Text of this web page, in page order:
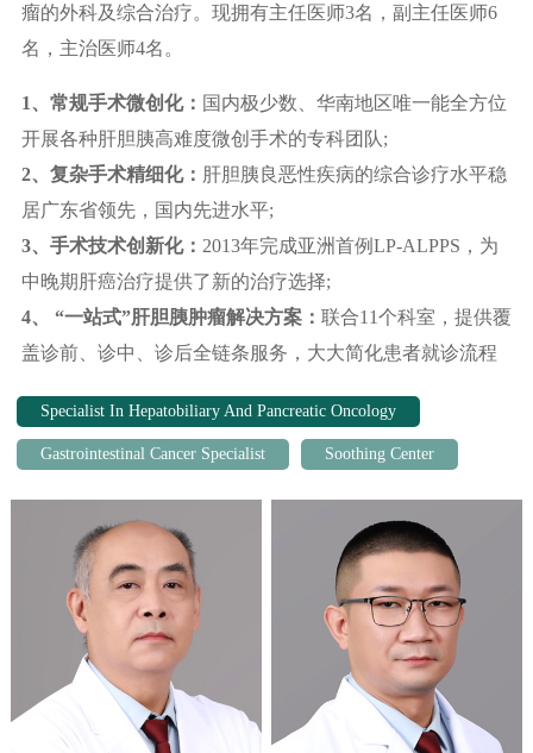
瘤的外科及综合治疗。现拥有主任医师3名，副主任医师6
名，主治医师4名。
1、常规手术微创化： 国内极少数、华南地区唯一能全方位
开展各种肝胆胰高难度微创手术的专科团队;
2、复杂手术精细化： 肝胆胰良恶性疾病的综合诊疗水平稳
居广东省领先，国内先进水平;
3、手术技术创新化： 2013年完成亚洲首例LP-ALPPS，为
中晚期肝癌治疗提供了新的治疗选择;
4、 “一站式”肝胆胰肿瘤解决方案： 联合11个科室，提供覆
盖诊前、诊中、诊后全链条服务，大大简化患者就诊流程
Specialist In Hepatobiliary And Pancreatic Oncology
Gastrointestinal Cancer Specialist Soothing Center